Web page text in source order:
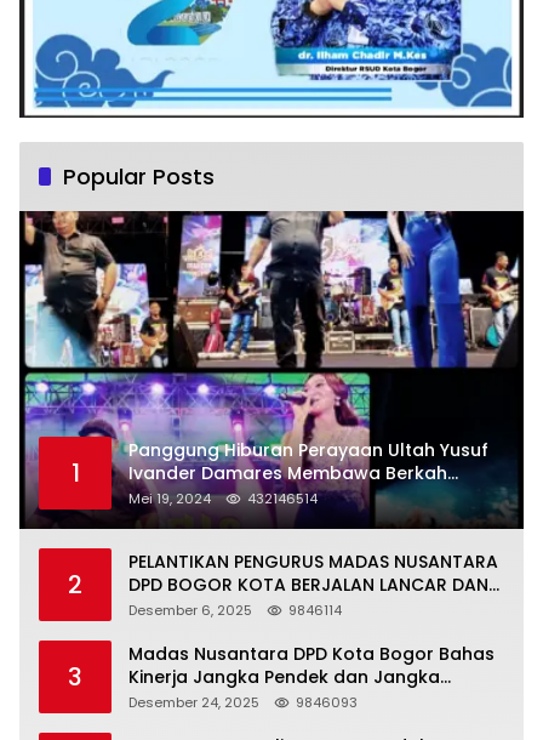
Popular Posts
1
Panggung Hiburan Perayaan Ultah Yusuf
Ivander Damares Membawa Berkah
Warga Kejapanan
Mei 19, 2024 432146514
2
PELANTIKAN PENGURUS MADAS NUSANTARA
DPD BOGOR KOTA BERJALAN LANCAR DAN
KHIDMAT
Desember 6, 2025 9846114
3
Madas Nusantara DPD Kota Bogor Bahas
Kinerja Jangka Pendek dan Jangka
Panjang
Desember 24, 2025 9846093